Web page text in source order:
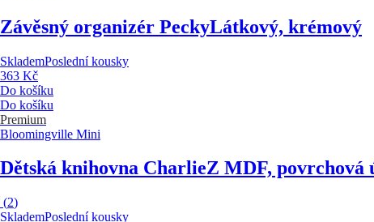
Závěsný organizér PeckyLátkový, krémový
SklademPoslední kousky
363 Kč
Do košíku
Do košíku
Premium
Bloomingville Mini
Dětská knihovna CharlieZ MDF, povrchová
(2)
SklademPoslední kousky